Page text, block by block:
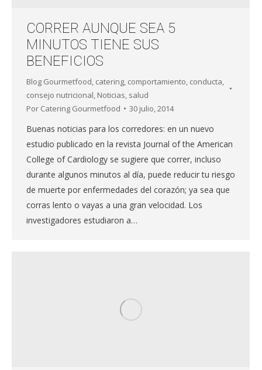
CORRER AUNQUE SEA 5
MINUTOS TIENE SUS
BENEFICIOS
Blog Gourmetfood, catering, comportamiento, conducta,
consejo nutricional, Noticias, salud
Por Catering Gourmetfood 30 julio, 2014
Buenas noticias para los corredores: en un nuevo
estudio publicado en la revista Journal of the American
College of Cardiology se sugiere que correr, incluso
durante algunos minutos al día, puede reducir tu riesgo
de muerte por enfermedades del corazón; ya sea que
corras lento o vayas a una gran velocidad. Los
investigadores estudiaron a…